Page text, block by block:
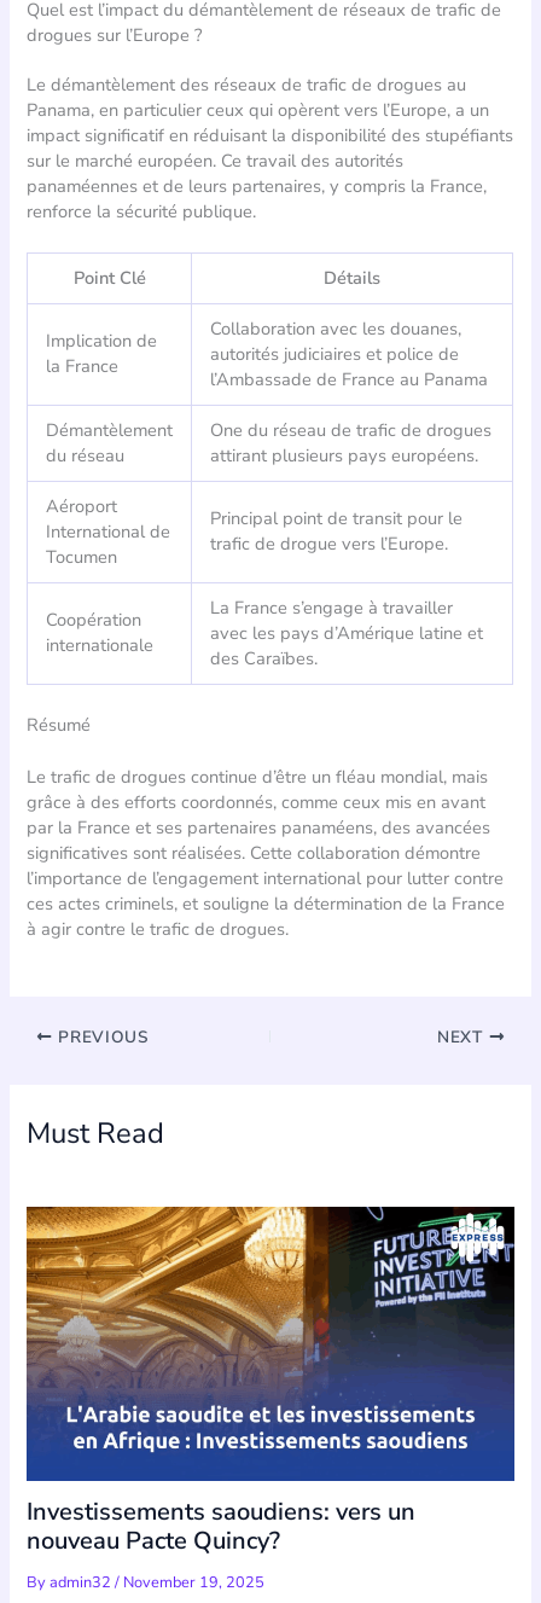
Quel est l’impact du démantèlement de réseaux de trafic de
drogues sur l’Europe ?
Le démantèlement des réseaux de trafic de drogues au
Panama, en particulier ceux qui opèrent vers l’Europe, a un
impact significatif en réduisant la disponibilité des stupéfiants
sur le marché européen. Ce travail des autorités
panaméennes et de leurs partenaires, y compris la France,
renforce la sécurité publique.
Point Clé Détails
Implication de
la France
Collaboration avec les douanes,
autorités judiciaires et police de
l’Ambassade de France au Panama
Démantèlement
du réseau
One du réseau de trafic de drogues
attirant plusieurs pays européens.
Aéroport
International de
Tocumen
Principal point de transit pour le
trafic de drogue vers l’Europe.
Coopération
internationale
La France s’engage à travailler
avec les pays d’Amérique latine et
des Caraïbes.
Résumé
Le trafic de drogues continue d’être un fléau mondial, mais
grâce à des efforts coordonnés, comme ceux mis en avant
par la France et ses partenaires panaméens, des avancées
significatives sont réalisées. Cette collaboration démontre
l’importance de l’engagement international pour lutter contre
ces actes criminels, et souligne la détermination de la France
à agir contre le trafic de drogues.
PREVIOUS NEXT
Must Read
Investissements saoudiens: vers un
nouveau Pacte Quincy?
Byadmin32/ November 19, 2025